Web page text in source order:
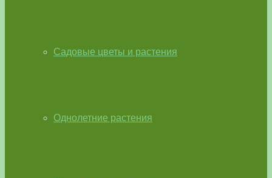
Садовые цветы и растения
Однолетние растения